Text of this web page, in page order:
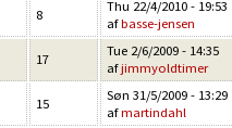
8
Thu 22/4/2010 - 19:53
afbasse-jensen
17
Tue 2/6/2009 - 14:35
afjimmyoldtimer
15
Søn 31/5/2009 - 13:29
afmartindahl